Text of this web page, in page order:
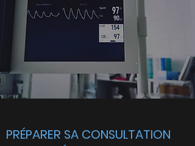
PRÉPARER SA CONSULTATION